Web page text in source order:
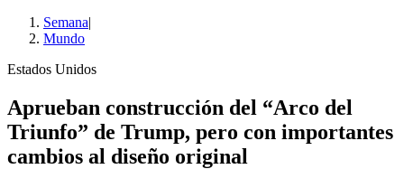
Semana|
Mundo
Estados Unidos
Aprueban construcción del “Arco del
Triunfo” de Trump, pero con importantes
cambios al diseño original